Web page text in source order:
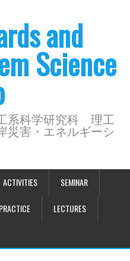
and
Science
系科学研究科 理工
害・エネルギーシ
ACTIVITIES SEMINAR
PRACTICE LECTURES